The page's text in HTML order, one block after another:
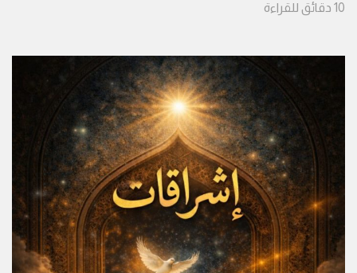
10 دقائق للقراءة